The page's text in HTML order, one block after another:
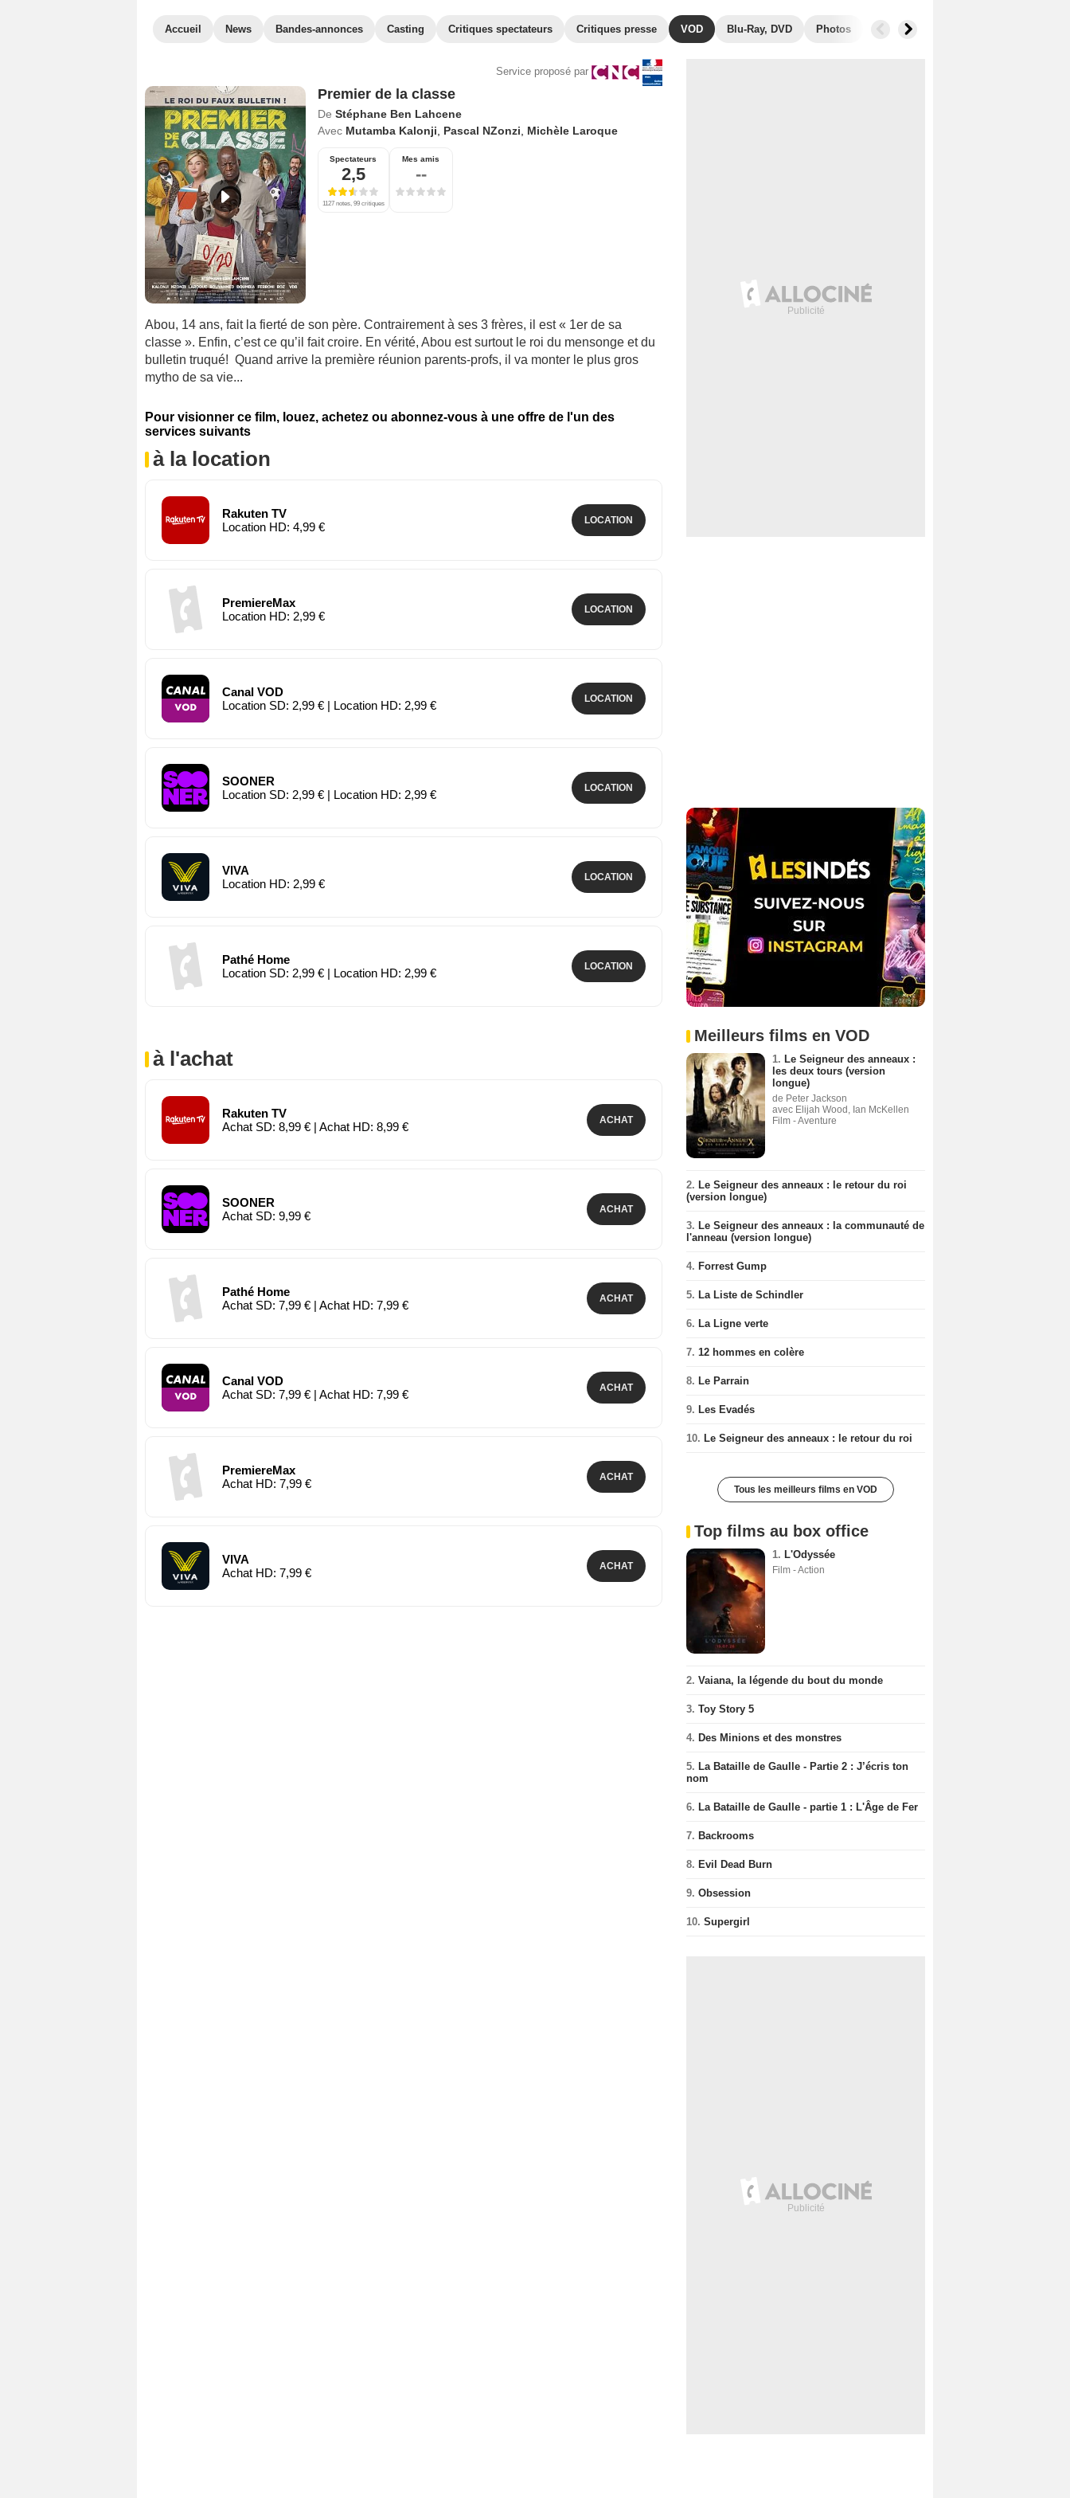
Accueil News Bandes-annonces Casting Critiques spectateurs Critiques presse VOD Blu-Ray, DVD Photos Musique
Service proposé par
Premier de la classe
De Stéphane Ben Lahcene
Avec Mutamba Kalonji Pascal NZonzi Michèle Laroque
Spectateurs
2,5
1127 notes, 99 critiques
Mes amis
--
Abou, 14 ans, fait la fierté de son père. Contrairement à ses 3 frères, il est « 1er de sa
classe ». Enfin, c’est ce qu’il fait croire. En vérité, Abou est surtout le roi du mensonge et du
bulletin truqué! Quand arrive la première réunion parents-profs, il va monter le plus gros
mytho de sa vie...
Pour visionner ce film, louez, achetez ou abonnez-vous à une offre de l'un des
services suivants
à la location
Rakuten TV
Location HD: 4,99 €
LOCATION
PremiereMax
Location HD: 2,99 €
LOCATION
Canal VOD
Location SD: 2,99 € | Location HD: 2,99 €
LOCATION
SOONER
Location SD: 2,99 € | Location HD: 2,99 €
LOCATION
VIVA
Location HD: 2,99 €
LOCATION
Pathé Home
Location SD: 2,99 € | Location HD: 2,99 €
LOCATION
à l'achat
Rakuten TV
Achat SD: 8,99 € | Achat HD: 8,99 €
ACHAT
SOONER
Achat SD: 9,99 €
ACHAT
Pathé Home
Achat SD: 7,99 € | Achat HD: 7,99 €
ACHAT
Canal VOD
Achat SD: 7,99 € | Achat HD: 7,99 €
ACHAT
PremiereMax
Achat HD: 7,99 €
ACHAT
VIVA
Achat HD: 7,99 €
ACHAT
Meilleurs films en VOD
1. Le Seigneur des anneaux :
les deux tours (version
longue)
de Peter Jackson
avec Elijah Wood, Ian McKellen
Film - Aventure
2. Le Seigneur des anneaux : le retour du roi
(version longue)
3. Le Seigneur des anneaux : la communauté de
l'anneau (version longue)
4. Forrest Gump
5. La Liste de Schindler
6. La Ligne verte
7. 12 hommes en colère
8. Le Parrain
9. Les Evadés
10. Le Seigneur des anneaux : le retour du roi
Tous les meilleurs films en VOD
Top films au box office
1. L'Odyssée
Film - Action
2. Vaiana, la légende du bout du monde
3. Toy Story 5
4. Des Minions et des monstres
5. La Bataille de Gaulle - Partie 2 : J’écris ton
nom
6. La Bataille de Gaulle - partie 1 : L'Âge de Fer
7. Backrooms
8. Evil Dead Burn
9. Obsession
10. Supergirl